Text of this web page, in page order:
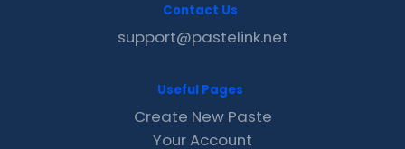
Contact Us
support@pastelink.net
Useful Pages
Create New Paste
Your Account